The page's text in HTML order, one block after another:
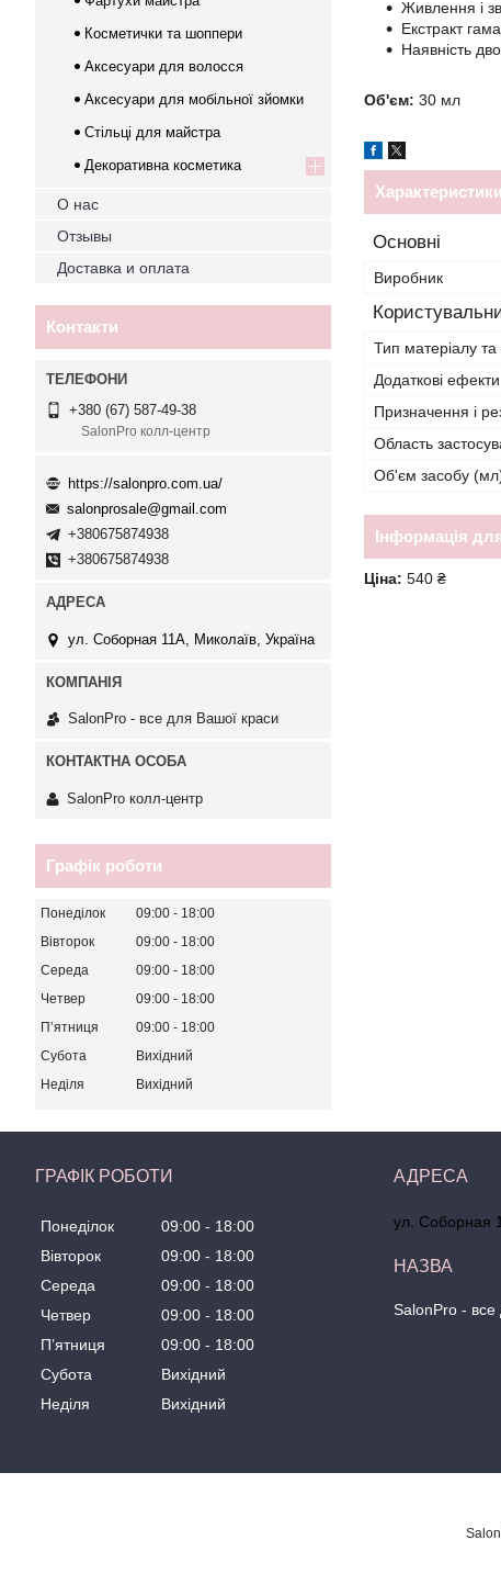
Живлення і
Екстракт
Наявність
Об'єм: 30 мл
Характеристики
Основні
Виробник
Тип матеріалу
Додаткові ефекти
Призначення і
Область
Об'єм засобу
Інформація
Ціна: 540 ₴
Косметички та шоппери
Аксесуари для волосся
Аксесуари для мобільної зйомки
Стільці для майстра
Декоративна косметика
О нас
Отзывы
Доставка и оплата
Контакти
+380 (67) 587-49-38
SalonPro колл-центр
https://salonpro.com.ua/
salonprosale@gmail.com
+380675874938
+380675874938
ул. Соборная 11А, Миколаїв, Україна
SalonPro - все для Вашої краси
SalonPro колл-центр
Графік роботи
Понеділок 09:00
18:00
Вівторок
09:00
18:00
Середа
09:00
18:00
Четвер
09:00
18:00
Пʼятниця
09:00
18:00
Субота
Вихідний
Неділя
Вихідний
ГРАФІК РОБОТИ
Понеділок 09:00
18:00
Вівторок
09:00
18:00
Середа
09:00
18:00
Четвер
09:00
18:00
Пʼятниця
09:00
18:00
Субота
Вихідний
Неділя
Вихідний
ул. Соборная
SalonPro - все